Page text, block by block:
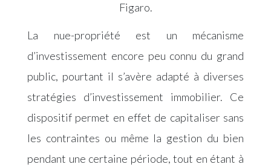
Figaro.
La nue-propriété est un mécanisme
d’investissement encore peu connu du grand
public, pourtant il s’avère adapté à diverses
stratégies d’investissement immobilier. Ce
dispositif permet en effet de capitaliser sans
les contraintes ou même la gestion du bien
pendant une certaine période, tout en étant à